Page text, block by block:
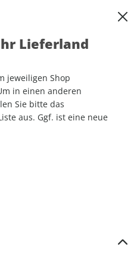
Men's Health
LESEPROBE
Lieferland
jeweiligen Shop
in einen anderen
Sie bitte das
aus. Ggf. ist eine neue